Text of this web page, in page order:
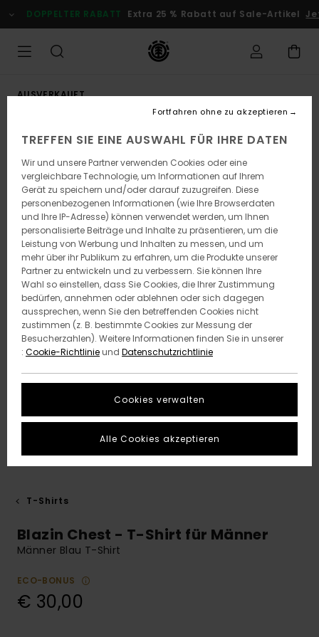
zur
Produktinformation
DOPPELTER RABATT Extra 25 % Rabatt auf Sale-Artikel
AUSVERKAUFT
T-Shirts
Blazin Chest - T-Shirt für Männer
Männer Blau T-Shirt
ECO-BONUS
€ 30,00
TREFFEN SIE EINE AUSWAHL FÜR IHRE DATEN
Wir und unsere Partner verwenden Cookies oder eine
vergleichbare Technologie, um Informationen auf Ihrem
Gerät zu speichern und/oder darauf zuzugreifen. Diese
personenbezogenen Informationen (wie Ihre Browserdaten
und Ihre IP-Adresse) können verwendet werden, um Ihnen
personalisierte Beiträge und Inhalte zu präsentieren, um die
Leistung von Werbung und Inhalten zu messen, und um
mehr über ihr Publikum zu erfahren, um die Produkte unserer
Partner zu entwickeln und zu verbessern. Sie können Ihre
Wahl so einstellen, dass Sie Cookies, die Ihrer Zustimmung
bedürfen, annehmen oder ablehnen oder sich dagegen
aussprechen, wenn Sie den betreffenden Cookies nicht
zustimmen (z. B. bestimmte Cookies zur Messung der
Besucherzahlen). Weitere Informationen finden Sie in unserer
: Cookie-Richtlinieund Datenschutzrichtlinie
Cookies verwalten
Fortfahren ohne zu akzeptieren
Alle Cookies akzeptieren